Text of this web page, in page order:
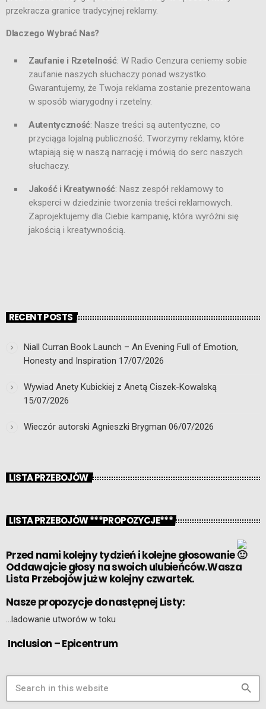
przekracza granice tradycyjnej reklamy.
Dlaczego Wybrać Nas?
Zaufanie i Rzetelność: W Radio Cenzura ceniemy sobie
zaufanie naszych słuchaczy ponad wszystko.
Gwarantujemy, że Twoja reklama zostanie prezentowana
w sposób wiarygodny i rzetelny.
Autentyczność: Nasze treści są autentyczne, co
przyciąga lojalną publiczność. Tworzymy reklamy, które
wtapiają się w naszą narrację i mówią do serc naszych
słuchaczy.
Jakość i Kreatywność: Nasz zespół reklamowy to
eksperci w dziedzinie tworzenia treści reklamowych.
Zaprojektujemy dla Ciebie kampanię, która wyróżni się
jakością i kreatywnością.
RECENT POSTS
Niall Curran Book Launch – An Evening Full of Emotion,
Honesty and Inspiration 17/07/2026
Wywiad Anety Kubickiej z Anetą Ciszek-Kowalską
15/07/2026
Wieczór autorski Agnieszki Brygman 06/07/2026
LISTA PRZEBOJÓW
LISTA PRZEBOJÓW ***PROPOZYCJE***
Przed nami kolejny tydzień i kolejne głosowanie
Oddawajcie głosy na swoich ulubieńców.Wasza
Lista Przebojów już w kolejny czwartek.
Nasze propozycje do następnej Listy:
…ladowanie utworów w toku
Inclusion – Epicentrum
search